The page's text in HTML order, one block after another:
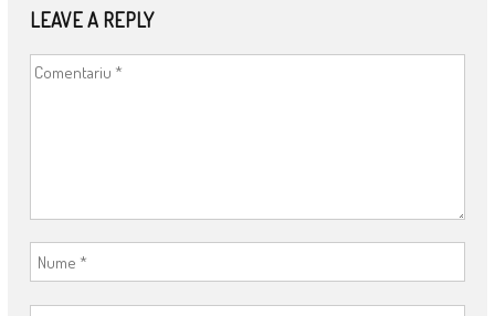
LEAVE A REPLY